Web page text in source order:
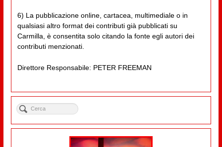
6) La pubblicazione online, cartacea, multimediale o in
qualsiasi altro format dei contributi già pubblicati su
Carmilla, è consentita solo citando la fonte egli autori dei
contributi menzionati.
Direttore Responsabile: PETER FREEMAN